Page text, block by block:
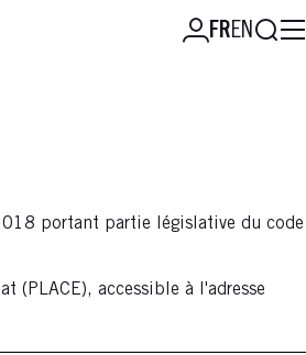
FREN
portant partie législative du code
(PLACE), accessible à l'adresse